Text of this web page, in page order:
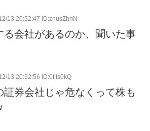
13 20:52:47 ID:znusZhnN
る会社があるのか、聞いた事
13 20:52:56 ID:0tiIs0kQ
証券会社じゃ危なくって株も